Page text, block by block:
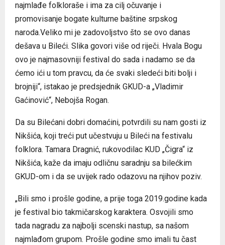
najmlađe folkloraše i ima za cilj očuvanje i
promovisanje bogate kulturne baštine srpskog
naroda.Veliko mi je zadovoljstvo što se ovo danas
dešava u Bileći. Slika govori više od riječi. Hvala Bogu
ovo je najmasovniji festival do sada i nadamo se da
ćemo ići u tom pravcu, da će svaki sledeći biti bolji i
brojniji“, istakao je predsjednik GKUD-a „Vladimir
Gaćinović“, Nebojša Rogan.
Da su Bilećani dobri domaćini, potvrdili su nam gosti iz
Nikšića, koji treći put učestvuju u Bileći na festivalu
folklora. Tamara Dragnić, rukovodilac KUD „Čigra“ iz
Nikšića, kaže da imaju odličnu saradnju sa bilećkim
GKUD-om i da se uvijek rado odazovu na njihov poziv.
„Bili smo i prošle godine, a prije toga 2019.godine kada
je festival bio takmičarskog karaktera. Osvojili smo
tada nagradu za najbolji scenski nastup, sa našom
najmlađom grupom. Prošle godine smo imali tu čast